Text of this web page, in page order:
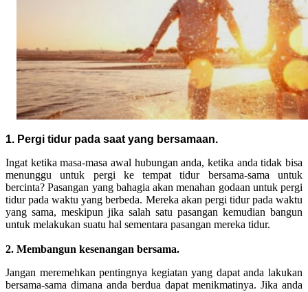
1. Pergi tidur pada saat yang bersamaan.
Ingat ketika masa-masa awal hubungan anda, ketika anda tidak bisa
menunggu untuk pergi ke tempat tidur bersama-sama untuk
bercinta? Pasangan yang bahagia akan menahan godaan untuk pergi
tidur pada waktu yang berbeda. Mereka akan pergi tidur pada waktu
yang sama, meskipun jika salah satu pasangan kemudian bangun
untuk melakukan suatu hal sementara pasangan mereka tidur.
2. Membangun kesenangan bersama.
Jangan meremehkan pentingnya kegiatan yang dapat anda lakukan
bersama-sama dimana anda berdua dapat menikmatinya. Jika anda